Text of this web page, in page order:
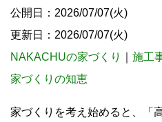
公開日：2026/07/07(火)
更新日：2026/07/07(火)
NAKACHUの家づくり
施工
家づくりの知恵
家づくりを考え始めると、「